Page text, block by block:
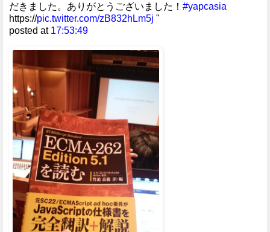
だきました。ありがとうございました！ #yapcasia
https://pic.twitter.com/zB832hLm5j "
posted at 17:53:49